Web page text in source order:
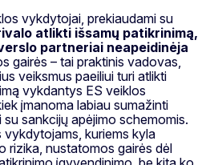
vykdytojai, prekiaudami su
atlikti išsamų patikrinimą,
partneriai neapeidinėja
gairės – tai praktinis vadovas,
veiksmus paeiliui turi atlikti
vykdantys ES veiklos
įmanoma labiau sumažinti
sankcijų apėjimo schemomis.
kuriems kyla
rizika, nustatomos gairės dėl